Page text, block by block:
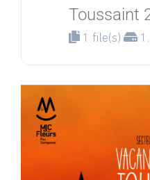
Toussaint
1 file(s)